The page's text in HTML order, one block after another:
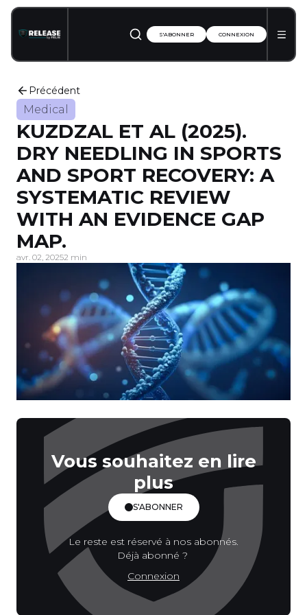
S'ABONNER CONNEXION
Précédent
Medical
KUZDZAL ET AL (2025).
DRY NEEDLING IN SPORTS
AND SPORT RECOVERY: A
SYSTEMATIC REVIEW
WITH AN EVIDENCE GAP
MAP.
avr. 02, 20252 min
Vous souhaitez en lire
plus
S'ABONNER
Le reste est réservé à nos abonnés.
Déjà abonné ?
Connexion